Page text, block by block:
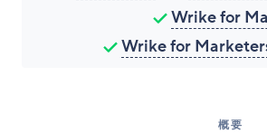
Wrike for
Wrike for
概要